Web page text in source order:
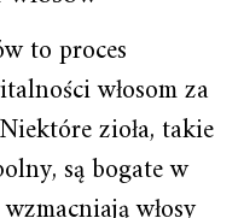
to proces
włosom za
zioła, takie
są bogate w